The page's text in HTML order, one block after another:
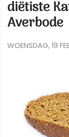
diëtiste
Averbode
WOENSDAG, 19